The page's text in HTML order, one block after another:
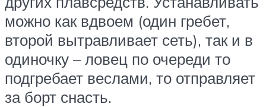
можно как вдвоем (один гребет,
второй вытравливает сеть), так и в
одиночку – ловец по очереди то
подгребает веслами, то отправляет
за борт снасть.